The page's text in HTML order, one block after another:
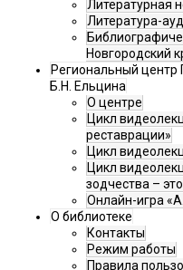
Литературная
Литература-
Новгородский
Региональный центр
Б.Н. Ельцина
О центре
Цикл
реставрации»
Цикл
Цикл
зодчества –
Онлайн-игра
О библиотеке
Контакты
Режим работы
Правила